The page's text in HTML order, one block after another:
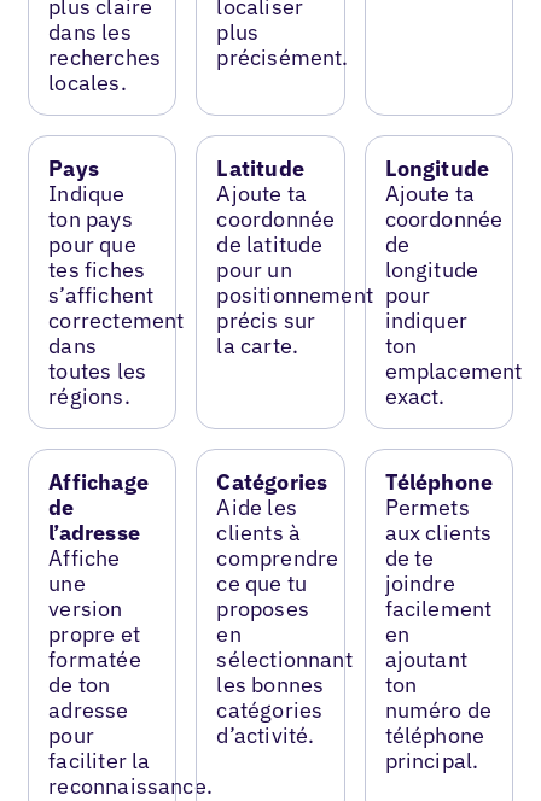
plus claire
dans les
recherches
locales.
localiser
plus
précisément.
Pays
Indique
ton pays
pour que
tes fiches
s’affichent
correctement
dans
toutes les
régions.
Latitude
Ajoute ta
coordonnée
de latitude
pour un
positionnement
précis sur
la carte.
Longitude
Ajoute ta
coordonnée
de
longitude
pour
indiquer
ton
emplacement
exact.
Affichage
de
l’adresse
Affiche
une
version
propre et
formatée
de ton
adresse
pour
faciliter la
reconnaissance.
Catégories
Aide les
clients à
comprendre
ce que tu
proposes
en
sélectionnant
les bonnes
catégories
d’activité.
Téléphone
Permets
aux clients
de te
joindre
facilement
en
ajoutant
ton
numéro de
téléphone
principal.